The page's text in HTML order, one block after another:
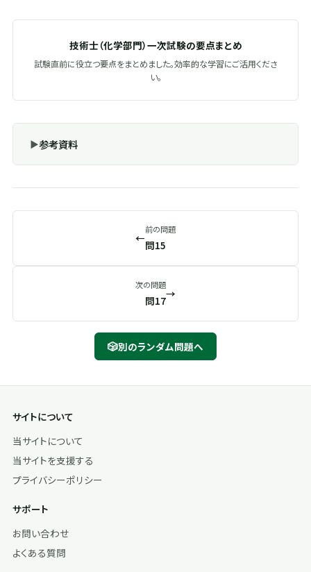
技術士（化学部門）一次試験の要点まとめ
試験直前に役立つ要点をまとめました。効率的な学習にご活用くださ
い。
参考資料
←
前の問題
問15
次の問題
問17
→
🎲別のランダム問題へ
サイトについて
当サイトについて
当サイトを支援する
プライバシーポリシー
サポート
お問い合わせ
よくある質問